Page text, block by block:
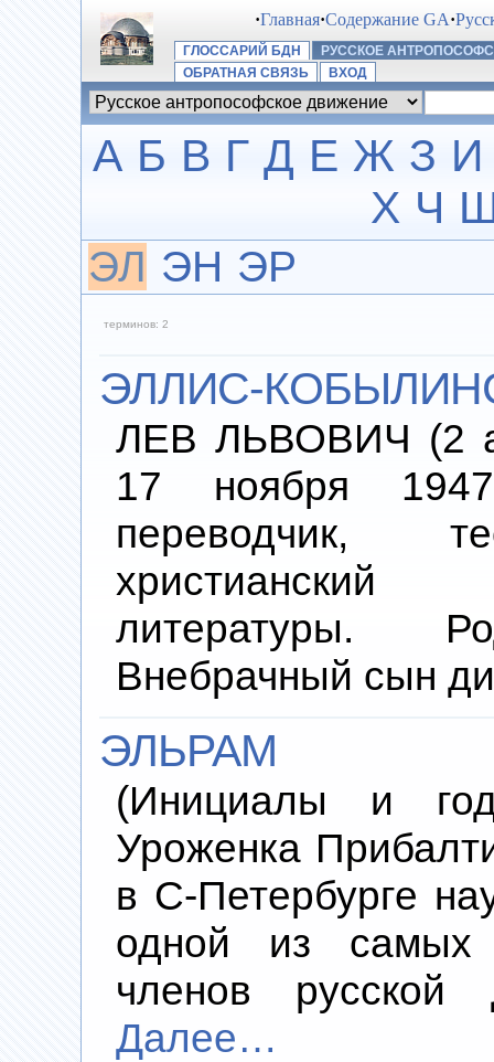
·Главная·Содержание GA·
ГЛОССАРИЙ БДН
РУССКОЕ
ОБРАТНАЯ СВЯЗЬ
ВХОД
А Б В Г Д Е Ж З И
Х Ч
ЭЛ ЭН ЭР
терминов: 2
ЭЛЛИС-
ЛЕВ ЛЬВОВИЧ (2
17 ноября
переводчик,
литературы.
Внебрачный сын
ЭЛЬРАМ
(Инициалы и
Уроженка
в С-Петербурге
одной из
членов русской
Далее…